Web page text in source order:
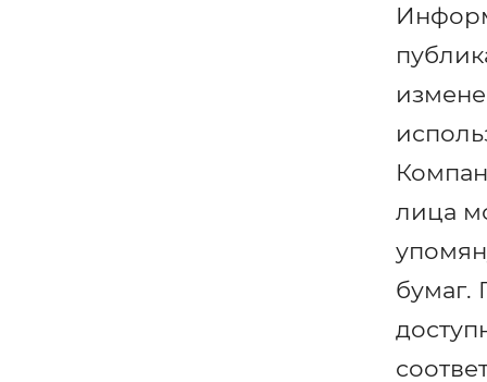
лица
бумаг.